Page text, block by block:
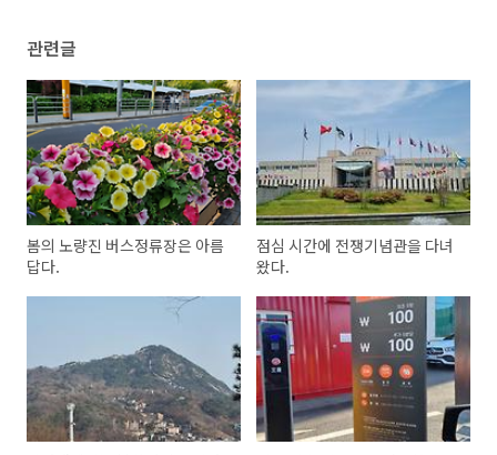
관련글
봄의 노량진 버스정류장은 아름
답다.
점심 시간에 전쟁기념관을 다녀
왔다.